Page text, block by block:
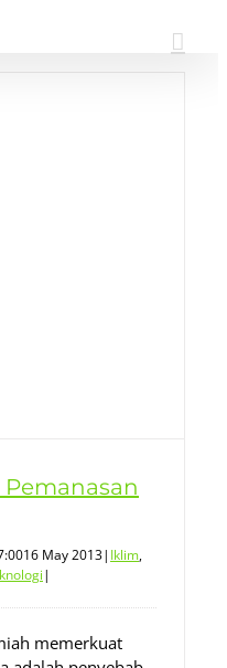
16 May 2013| Iklim,
|
memerkuat